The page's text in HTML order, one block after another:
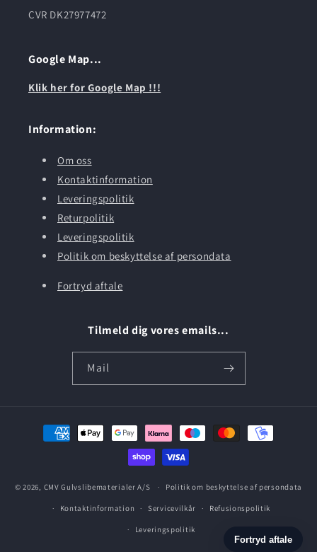
CVR DK27977472
Google Map...
Klik her for Google Map !!!
Information:
Om oss
Kontaktinformation
Leveringspolitik
Returpolitik
Leveringspolitik
Politik om beskyttelse af persondata
Fortryd aftale
Tilmeld dig vores emails...
Mail
Betalingsmetoder
© 2026, CMV Gulvslibematerialer A/S Politik om beskyttelse af persondata
Kontaktinformation Servicevilkår Refusionspolitik
Leveringspolitik